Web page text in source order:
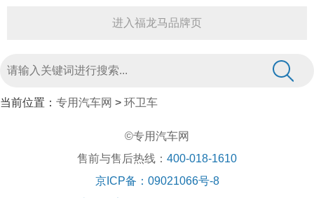
进入福龙马品牌页
当前位置： 专用汽车网 > 环卫车
©专用汽车网
售前与售后热线： 400-018-1610
京ICP备：09021066号-8